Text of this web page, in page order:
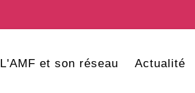
L'AMF et son réseau Actualité